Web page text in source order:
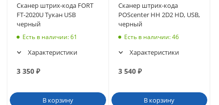
Сканер штрих-кода FORT
FT-2020U Тукан USB
черный
Есть в наличии: 61
Характеристики
3 350 ₽
В корзину
Сканер штрих-кода
POScenter HH 2D2 HD, USB,
черный
Есть в наличии: 46
Характеристики
3 540₽
В корзину